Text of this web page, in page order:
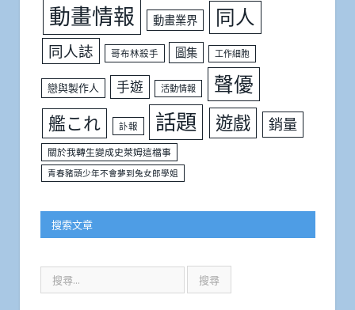
動畫情報 動畫業界 同人
同人誌 哥布林殺手 圖集 工作細胞
戀與製作人 手遊 活動情報 聲優
艦これ 訃報 話題 遊戲 銷量
關於我轉生變成史萊姆這檔事
青春豬頭少年不會夢到兔女郎學姐
搜索文章